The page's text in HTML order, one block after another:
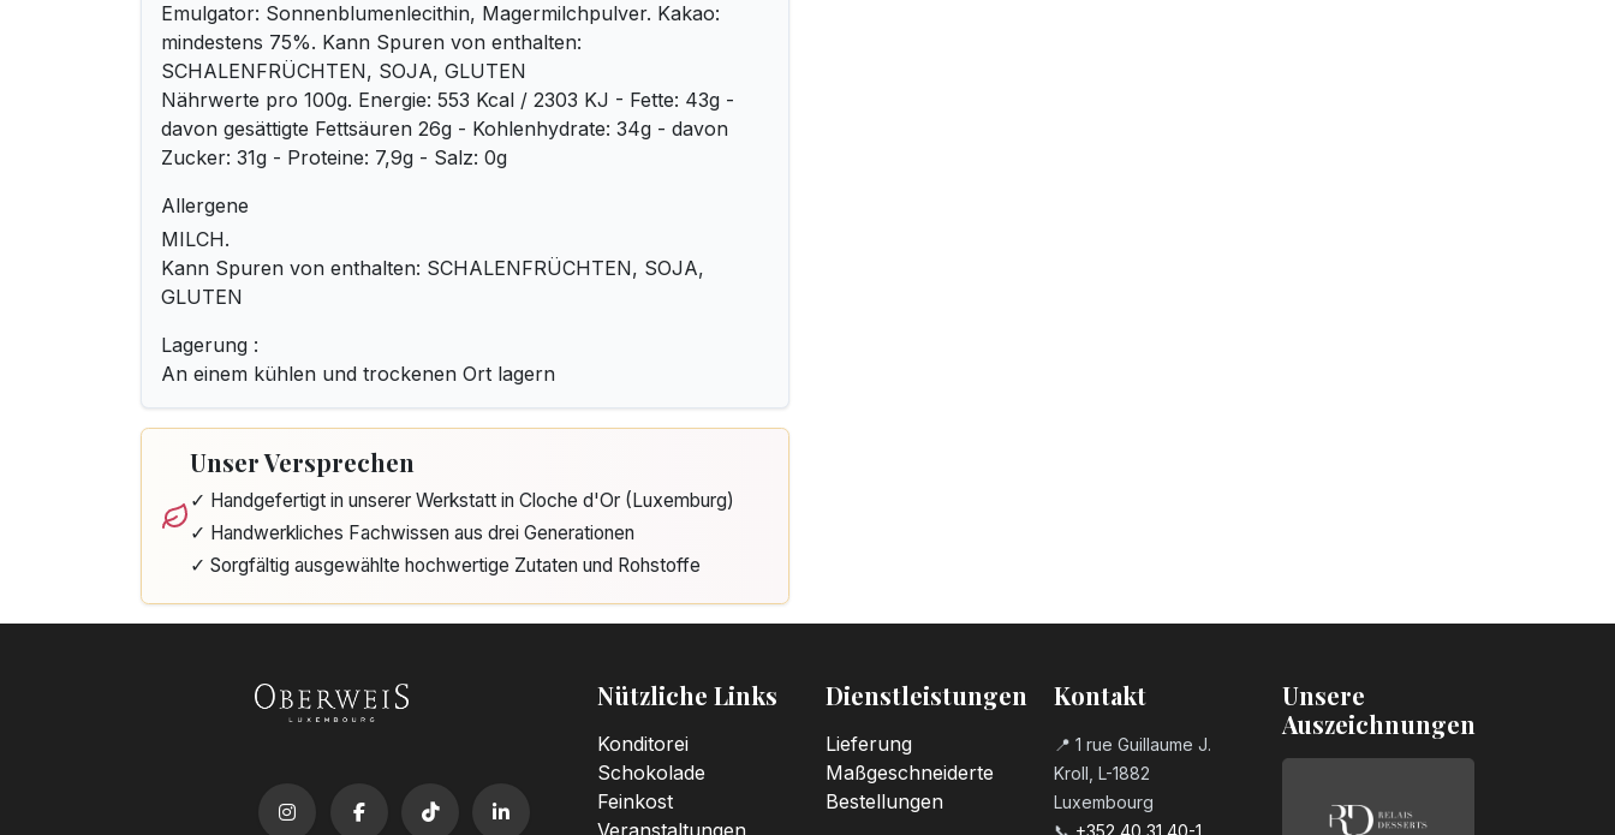
Emulgator: Sonnenblumenlecithin, Magermilchpulver. Kakao:
mindestens 75%. Kann Spuren von enthalten:
SCHALENFRÜCHTEN, SOJA, GLUTEN
Nährwerte pro 100g. Energie: 553 Kcal / 2303 KJ - Fette: 43g -
davon gesättigte Fettsäuren 26g - Kohlenhydrate: 34g - davon
Zucker: 31g - Proteine: 7,9g - Salz: 0g
Allergene
MILCH.
Kann Spuren von enthalten: SCHALENFRÜCHTEN, SOJA,
GLUTEN
Lagerung :
An einem kühlen und trockenen Ort lagern
Unser Versprechen
✓ Handgefertigt in unserer Werkstatt in Cloche d'Or (Luxemburg)
✓ Handwerkliches Fachwissen aus drei Generationen
✓ Sorgfältig ausgewählte hochwertige Zutaten und Rohstoffe
Nützliche Links
Konditorei
Schokolade
Feinkost
Dienstleistungen
Lieferung
Maßgeschneiderte
Bestellungen
Kontakt
📍 1 rue Guillaume J.
Kroll, L-1882
Luxembourg
Unsere
Auszeichnungen